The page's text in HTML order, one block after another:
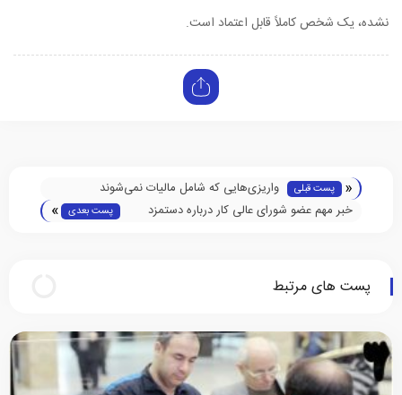
نشده، یک شخص کاملاً قابل اعتماد است.
« پست قبلی
واریزی‌هایی که شامل مالیات نمی‌شوند
خبر مهم عضو شورای عالی کار درباره دستمزد
پست بعدی »
پست های مرتبط